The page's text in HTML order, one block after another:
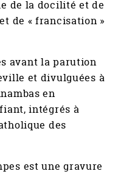
de la docilité et de
de « francisation »
avant la parution
et divulguées à
en
intégrés à
des
est une gravure